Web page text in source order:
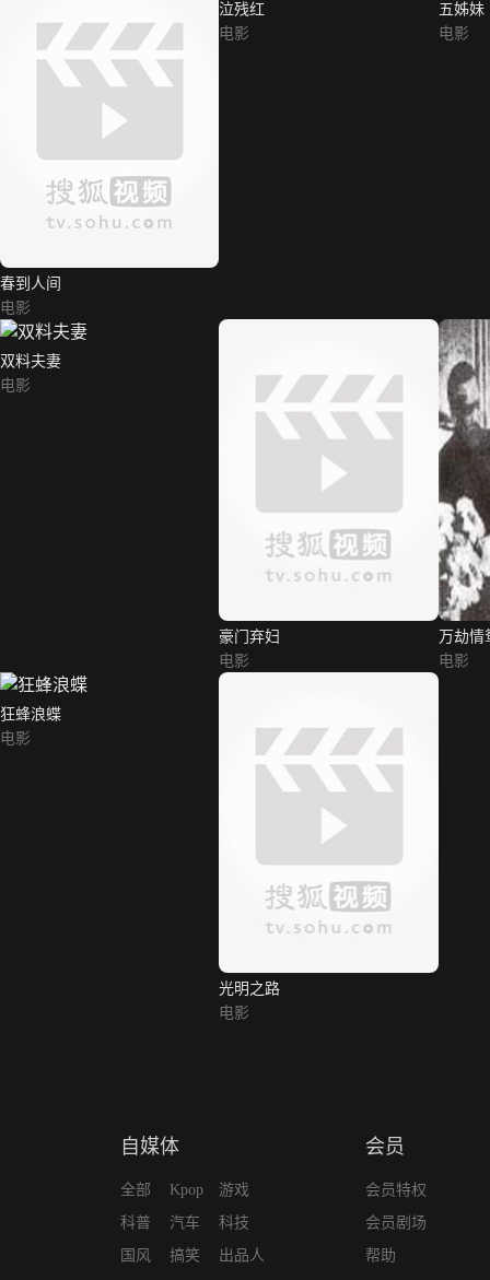
春到人间
电影
泣残红
电影
五姊妹
电影
双料夫妻
电影
豪门弃妇
电影
万劫情
电影
狂蜂浪蝶
电影
光明之路
电影
自媒体
全部
科普
国风
Kpop
汽车
搞笑
游戏
科技
出品人
会员
会员特权
会员剧场
帮助